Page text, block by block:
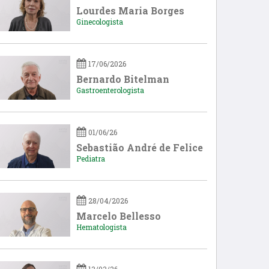
Lourdes Maria Borges
Ginecologista
17/06/2026
Bernardo Bitelman
Gastroenterologista
01/06/26
Sebastião André de Felice
Pediatra
28/04/2026
Marcelo Bellesso
Hematologista